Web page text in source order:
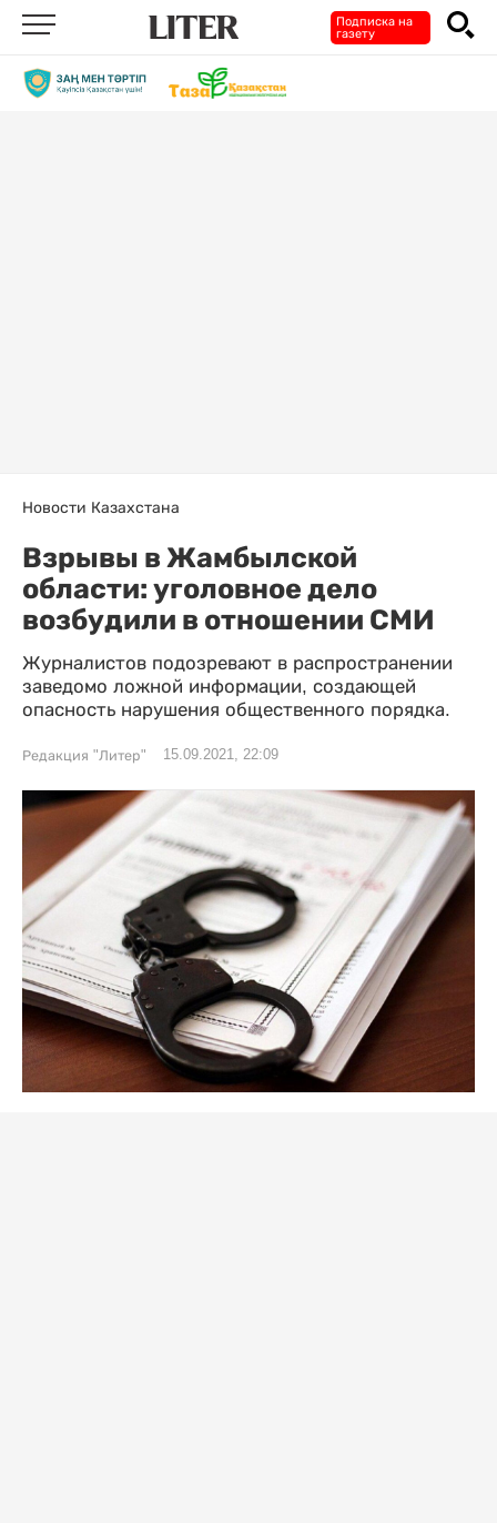
Подписка на
газету
Новости Казахстана
Взрывы в Жамбылской
области: уголовное дело
возбудили в отношении СМИ
Журналистов подозревают в распространении
заведомо ложной информации, создающей
опасность нарушения общественного порядка.
Редакция "Литер" 15.09.2021, 22:09